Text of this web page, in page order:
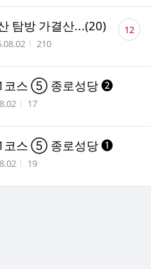
탐방 가결산...(20)
시간 조회수
210
댓
글12
1코스 ⑤ 종로성당 ❷
간 조회수
17
1코스 ⑤ 종로성당 ❶
간 조회수
19